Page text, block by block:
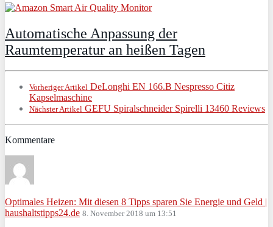
Automatische Anpassung der
Raumtemperatur an heißen Tagen
Vorheriger Artikel DeLonghi EN 166.B Nespresso Citiz
Kapselmaschine
Nächster Artikel GEFU Spiralschneider Spirelli 13460 Reviews
Kommentare
Optimales Heizen: Mit diesen 8 Tipps sparen Sie Energie und Geld |
haushaltstipps24.de 8. November 2018 um 13:51